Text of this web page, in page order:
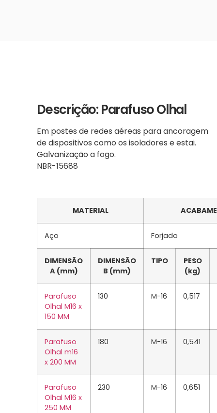
Descrição: Parafuso Olhal
Em postes de redes aéreas para ancoragem
de dispositivos como os isoladores e estai.
Galvanização a fogo.
NBR-15688
MATERIAL
Aço Forjado
DIMENSÃO
A (mm)
DIMENSÃO
B (mm)
TIPO
PESO
(kg)
Parafuso
Olhal M16 x
150 MM
130 M-16 0,517
Parafuso
Olhal m16
x 200 MM
180 M-16 0,541
Parafuso
Olhal M16 x
250 MM
230 M-16 0,651